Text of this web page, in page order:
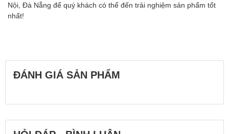
Nội, Đà Nẵng để quý khách có thể đến trải nghiệm sản phẩm tốt
nhất!
ĐÁNH GIÁ SẢN PHẨM